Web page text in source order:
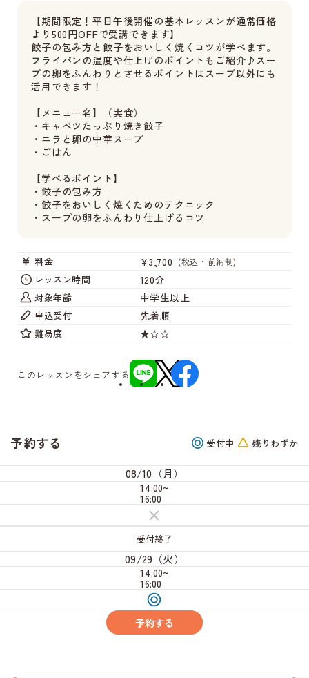
【期間限定！平日午後開催の基本レッスンが通常価格
より500円OFFで受講できます】
餃子の包み方と餃子をおいしく焼くコツが学べます。
フライパンの温度や仕上げのポイントもご紹介♪スー
プの卵をふんわりとさせるポイントはスープ以外にも
活用できます！
【メニュー名】（実食）
・キャベツたっぷり焼き餃子
・ニラと卵の中華スープ
・ごはん
【学べるポイント】
・餃子の包み方
・餃子をおいしく焼くためのテクニック
・スープの卵をふんわり仕上げるコツ
料金 ¥3,700 (税込・前納制)
レッスン時間 120分
対象年齢 中学生以上
申込受付 先着順
難易度 ★☆☆
このレッスンをシェアする
予約する 受付中 残りわずか
08/10（月）
14:00~
16:00
受
付
了
受付終了
09/29（火）
14:00~
16:00
受
付
予約する